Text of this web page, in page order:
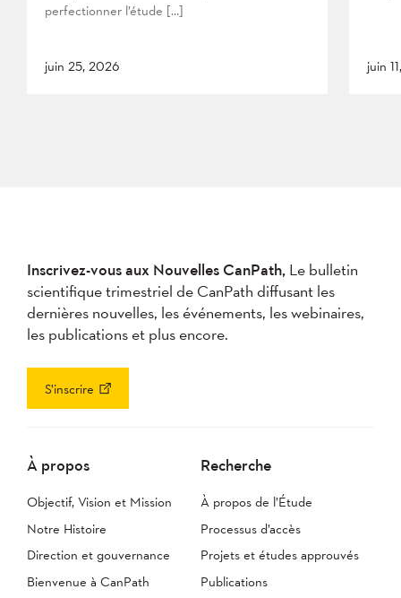
perfectionner l’étude […]
juin 25, 2026 juin
Inscrivez-vous aux Nouvelles CanPath, Le bulletin
scientifique trimestriel de CanPath diffusant les
dernières nouvelles, les événements, les webinaires,
les publications et plus encore.
S’inscrire
À propos
Objectif, Vision et Mission
Notre Histoire
Direction et gouvernance
Bienvenue à CanPath
Recherche
À propos de l’Étude
Processus d’accès
Projets et études approuvés
Publications